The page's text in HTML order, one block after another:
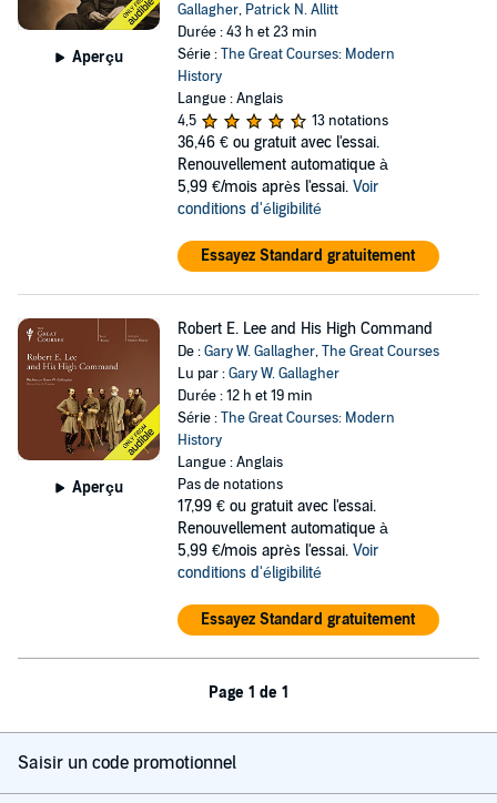
Aperçu
Gallagher, Patrick N. Allitt
Durée : 43 h et 23 min
Série :The Great Courses: Modern
History
Langue : Anglais
4,5
13 notations
36,46 € ou gratuit avec l'essai.
Renouvellement automatique à
5,99 €/mois après l'essai. Voir
conditions d'éligibilité
Essayez Standard gratuitement
Aperçu
Robert E. Lee and His High Command
De :Gary W. Gallagher,The Great Courses
Lu par :Gary W. Gallagher
Durée : 12 h et 19 min
Série :The Great Courses: Modern
History
Langue : Anglais
Pas de notations
17,99 € ou gratuit avec l'essai.
Renouvellement automatique à
5,99 €/mois après l'essai. Voir
conditions d'éligibilité
Essayez Standard gratuitement
Page 1 de 1
Saisir un code promotionnel